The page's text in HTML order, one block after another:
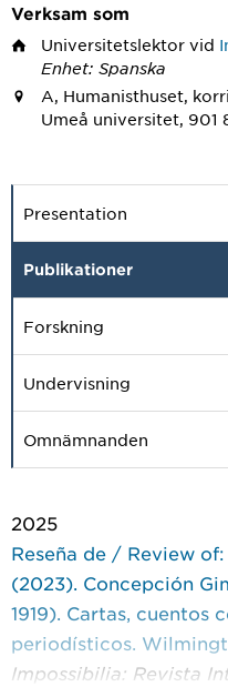
Verksam som
Universitetslektor vid
Enhet: Spanska
A, Humanisthuset,
Umeå universitet, 901
Presentation
Publikationer
Forskning
Undervisning
Omnämnanden
2025
Reseña de / Review
(2023). Concepción
1919). Cartas, cuentos
periodísticos.
Impossibilia: Revista